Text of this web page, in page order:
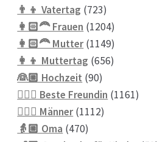
Produkte
👨‍👦 Vatertag 723723
Produkte
👩🏻‍🦰 Frauen 12041204
Produkte
👩🏻‍🦰 Mutter 11491149
Produkte
👩‍👦 Muttertag 656656
👰🏼 Hochzeit 9090
Produkte
👱🏻‍♀️ Beste Freundin 11611161
👱🏼‍♂️ Männer 11121112
👵🏼 Oma 470470